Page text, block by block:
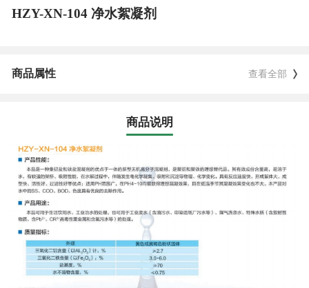
HZY-XN-104 净水絮凝剂
商品属性 查看全部
商品说明